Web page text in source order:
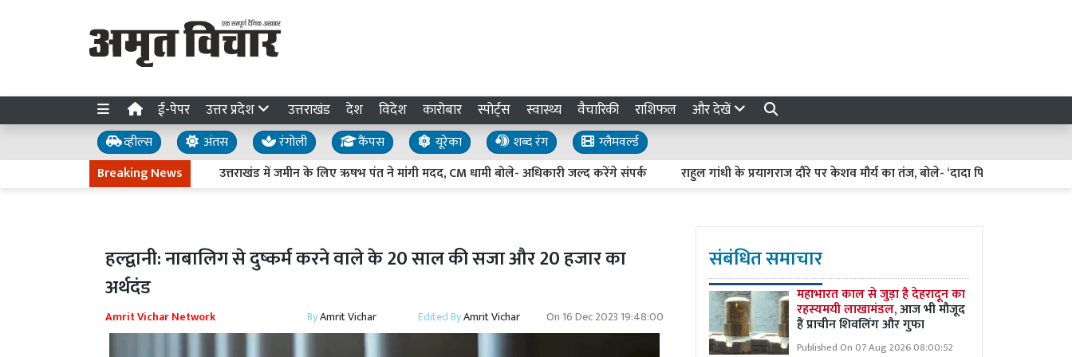
ई-पेपर उत्तर प्रदेश उत्तराखंड देश विदेश कारोबार स्पोर्ट्स स्वास्थ्य वैचारिकी राशिफल और देखें
व्हील्स अंतस रंगोली कैंपस यूरेका शब्द रंग
ग्लैमवर्ल्ड
Breaking News
उत्तराखंड में जमीन के लिए ऋषभ पंत ने मांगी मदद, CM धामी बोले- अधिकारी जल्द करेंगे संपर्क राहुल गांधी के प्रयागराज दौरे पर केशव मौर्य का तंज, बोले- ‘दादा फिरोज गांधी की कब्र पर
हल्द्वानी: नाबालिग से दुष्कर्म करने वाले के 20 साल की सजा और 20 हजार का
अर्थदंड
Amrit Vichar Network ByAmrit Vichar Edited ByAmrit Vichar On 16 Dec 2023 19:48:00
संबंधित समाचार
महाभारत काल से जुड़ा है देहरादून का
रहस्यमयी लाखामंडल,आज भी मौजूद
हैं प्राचीन शिवलिंग और गुफा
Published On 07 Aug 2026 08:00:52